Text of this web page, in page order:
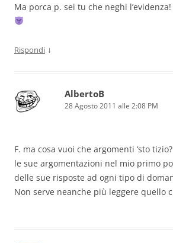
Ma porca p. sei tu che neghi
Rispondi ↓
AlbertoB
28 Agosto 2011 alle 2:08 PM
F. ma cosa vuoi che argomenti ‘sto
le sue argomentazioni nel mio primo
delle sue risposte ad ogni tipo di
Non serve neanche più leggere quello